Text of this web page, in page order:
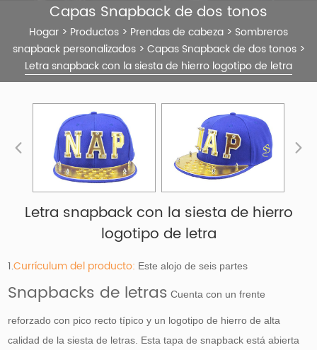
Capas Snapback de dos tonos
Hogar > Productos > Prendas de cabeza > Sombreros
snapback personalizados> Capas Snapback de dos tonos>
Letra snapback con la siesta de hierro logotipo de letra
Letra snapback con la siesta de hierro
logotipo de letra
1.Currículum del producto: Este alojo de seis partes
Snapbacks de letras Cuenta con un frente
reforzado con pico recto típico y un logotipo de hierro de alta
calidad de la siesta de letras. Esta tapa de snapback está abierta